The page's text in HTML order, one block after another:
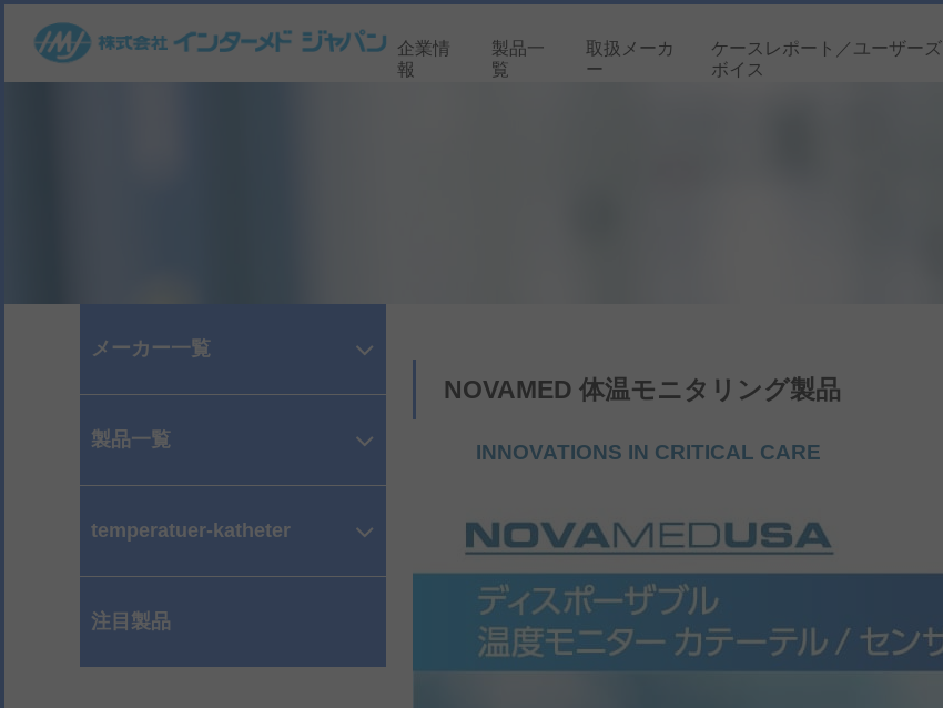
企業情
報
製品一
覧
取扱メーカ
ー
ケースレポート／ユーザーズ
ボイス
メーカー一覧
製品一覧
temperatuer-katheter
注目製品
NOVAMED 体温モニタリング製品
INNOVATIONS IN CRITICAL CARE